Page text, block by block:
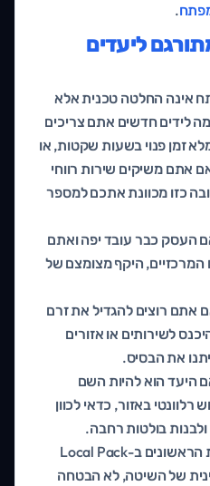
.
ליעדים
אינה החלטה טכנית אלא
לידים חדשים אתם צריכים
זמן פנוי בשעות שקטות, או
משיקים שירות רווחי
כזו מכוונת אתכם למספר
העסק כבר עובד יפה ואתם
המרכזיים, היקף מצומצם של
אתם רוצים להגדיל את זרם
לשירותים או אזורים
את הבסיס.
היעד הוא להיות השם
באזור, כדאי לכוון
בולטות רחבה.
חשוב לזכור שהגעה לשלושת הראשונים ב-Local Pack
של השיטה, לא הבטחה